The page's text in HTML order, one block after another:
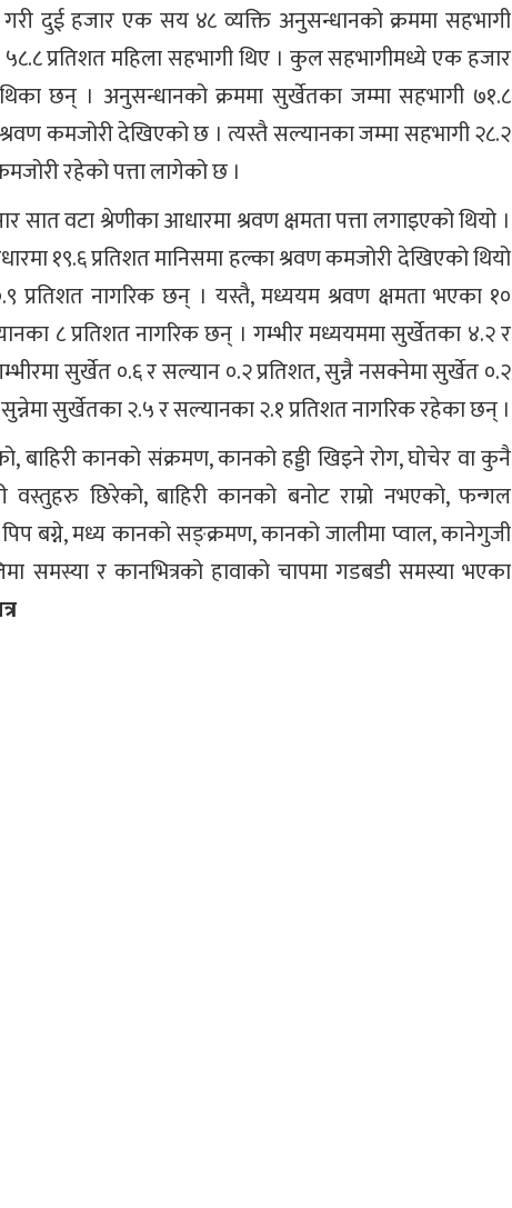
दुई हजार एक सय ४८ व्यक्ति अनुसन्धानको क्रममा सहभागी
प्रतिशत महिला सहभागी थिए । कुल सहभागीमध्ये एक हजार
छन् । अनुसन्धानको क्रममा सुर्खेतका जम्मा सहभागी ७१.८
श्रवण कमजोरी देखिएको छ । त्यस्तै सल्यानका जम्मा सहभागी २८.२
रहेको पत्ता लागेको छ ।
वटा श्रेणीका आधारमा श्रवण क्षमता पत्ता लगाइएको थियो ।
१९.६ प्रतिशत मानिसमा हल्का श्रवण कमजोरी देखिएको थियो
प्रतिशत नागरिक छन् । यस्तै, मध्ययम श्रवण क्षमता भएका १०
८ प्रतिशत नागरिक छन् । गम्भीर मध्ययममा सुर्खेतका ४.२ र
सुर्खेत ०.६ र सल्यान ०.२ प्रतिशत, सुन्नै नसक्नेमा सुर्खेत ०.२
सुर्खेतका २.५ र सल्यानका २.१ प्रतिशत नागरिक रहेका छन् ।
बाहिरी कानको संक्रमण, कानको हड्डी खिइने रोग, घोचेर वा कुनै
वस्तुहरु छिरेको, बाहिरी कानको बनोट राम्रो नभएको, फन्गल
बग्ने, मध्य कानको सङ्क्रमण, कानको जालीमा प्वाल, कानेगुजी
समस्या र कानभित्रको हावाको चापमा गडबडी समस्या भएका